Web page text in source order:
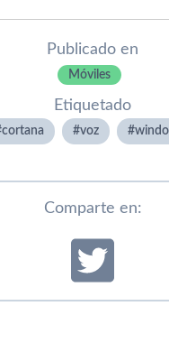
Publicado en
Móviles
Etiquetado
cortana voz
Comparte en: